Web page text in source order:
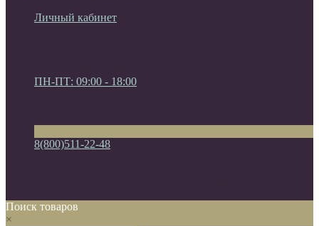
Личный кабинет
ПН-ПТ: 09:00 - 18:00
8(800)511-22-48
Поиск товаров
×